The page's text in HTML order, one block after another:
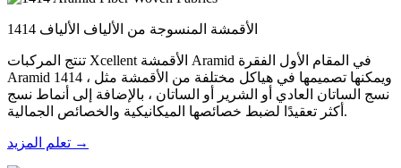
1414 الأقمشة المنسوجة من الألياف الألياف
تنتج المركبات Xcellent الأقمشة Aramid في المقام الأول الفقرة
Aramid 1414 ، ويمكنها تصميمها في هياكل مختلفة من الأقمشة مثل
نسج الساتان العادي أو الشرير أو الساتان ، بالإضافة إلى أنماط نسج
أكثر تعقيدًا لضبط خصائصها الميكانيكية والخصائص الجمالية.
تعلم المزيد →